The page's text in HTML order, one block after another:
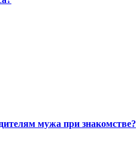
мужа при знакомстве?